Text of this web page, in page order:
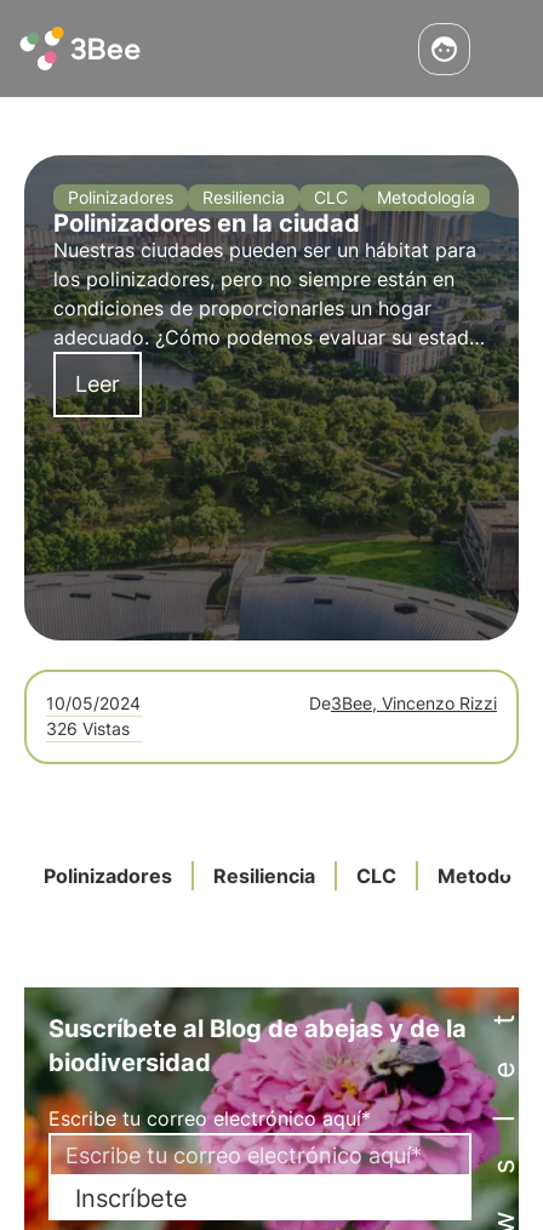
Polinizadores Resiliencia CLC Metodología
Polinizadores en la ciudad
Nuestras ciudades pueden ser un hábitat para
los polinizadores, pero no siempre están en
condiciones de proporcionarles un hogar
adecuado. ¿Cómo podemos evaluar su estado
de salud en los ecosistemas urbanos? Y si es
así, ¿cómo podemos intervenir para
protegerlos?
Leer
10/05/2024 De3Bee, Vincenzo Rizzi
326 Vistas
Polinizadores Resiliencia CLC Newsletter
Suscríbete al Blog de abejas y de la
biodiversidad
Escribe tu correo electrónico aquí*
Inscríbete